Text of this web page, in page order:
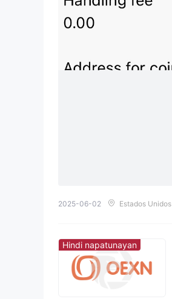
2025-06-02 Estados Unidos
Hindi napatunayan